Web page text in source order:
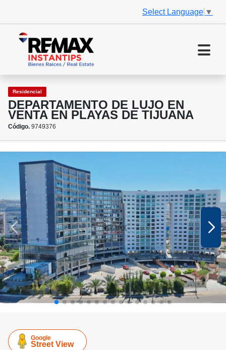
Select Language ▼
Residencial
DEPARTAMENTO DE LUJO EN
VENTA EN PLAYAS DE TIJUANA
Código. 9749376
Google
Street View